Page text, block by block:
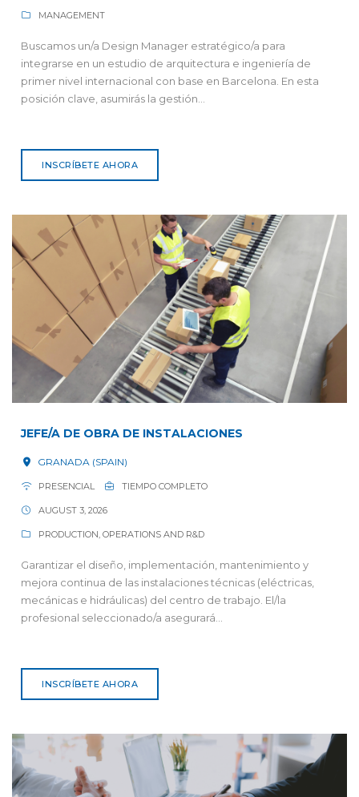
MANAGEMENT
Buscamos un/a Design Manager estratégico/a para
integrarse en un estudio de arquitectura e ingeniería de
primer nivel internacional con base en Barcelona. En esta
posición clave, asumirás la gestión...
INSCRÍBETE AHORA
JEFE/A DE OBRA DE INSTALACIONES
GRANADA (SPAIN)
PRESENCIAL TIEMPO COMPLETO
AUGUST 3, 2026
PRODUCTION, OPERATIONS AND R&D
Garantizar el diseño, implementación, mantenimiento y
mejora continua de las instalaciones técnicas (eléctricas,
mecánicas e hidráulicas) del centro de trabajo. El/la
profesional seleccionado/a asegurará...
INSCRÍBETE AHORA